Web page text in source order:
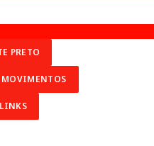
PRETO
MOVIMENTOS